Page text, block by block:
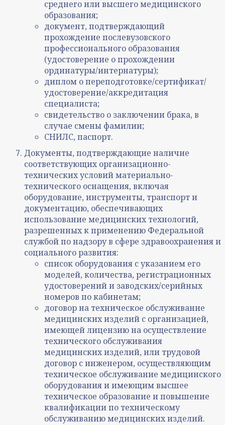
среднего или высшего медицинского
образования;
документ, подтверждающий
прохождение послевузовского
профессионального образования
(удостоверение о прохождении
ординатуры/интернатуры);
диплом о переподготовке/сертификат/
удостоверение/аккредитация
специалиста;
свидетельство о заключении брака, в
случае смены фамилии;
СНИЛС, паспорт.
Документы, подтверждающие наличие
соответствующих организационно-
технических условий материально-
технического оснащения, включая
оборудование, инструменты, транспорт и
документацию, обеспечивающих
использование медицинских технологий,
разрешенных к применению Федеральной
службой по надзору в сфере здравоохранения и
социального развития:
список оборудования с указанием его
моделей, количества, регистрационных
удостоверений и заводских/серийных
номеров по кабинетам;
договор на техническое обслуживание
медицинских изделий с организацией,
имеющей лицензию на осуществление
технического обслуживания
медицинских изделий, или трудовой
договор с инженером, осуществляющим
техническое обслуживание медицинского
оборудования и имеющим высшее
техническое образование и повышение
квалификации по техническому
обслуживанию медицинских изделий.